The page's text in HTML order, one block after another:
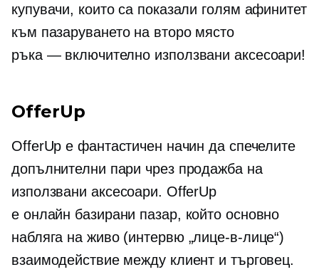
купувачи, които са показали голям афинитет
към пазаруването на второ място
ръка — включително използвани аксесоари!
OfferUp
OfferUp е фантастичен начин да спечелите
допълнителни пари чрез продажба на
използвани аксесоари. OfferUp
е онлайн базирани пазар, който основно
набляга на живо (интервю „лице-в-лице“)
взаимодействие между клиент и търговец.